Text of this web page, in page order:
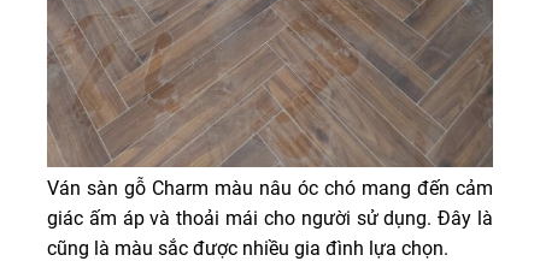
Ván sàn gỗ Charm màu nâu óc chó mang đến cảm
giác ấm áp và thoải mái cho người sử dụng. Đây là
cũng là màu sắc được nhiều gia đình lựa chọn.